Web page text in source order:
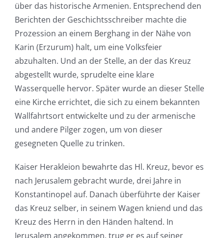
über das historische Armenien. Entsprechend den
Berichten der Geschichtsschreiber machte die
Prozession an einem Berghang in der Nähe von
Karin (Erzurum) halt, um eine Volksfeier
abzuhalten. Und an der Stelle, an der das Kreuz
abgestellt wurde, sprudelte eine klare
Wasserquelle hervor. Später wurde an dieser Stelle
eine Kirche errichtet, die sich zu einem bekannten
Wallfahrtsort entwickelte und zu der armenische
und andere Pilger zogen, um von dieser
gesegneten Quelle zu trinken.
Kaiser Herakleion bewahrte das Hl. Kreuz, bevor es
nach Jerusalem gebracht wurde, drei Jahre in
Konstantinopel auf. Danach überführte der Kaiser
das Kreuz selber, in seinem Wagen kniend und das
Kreuz des Herrn in den Händen haltend. In
Jerusalem angekommen, trug er es auf seiner